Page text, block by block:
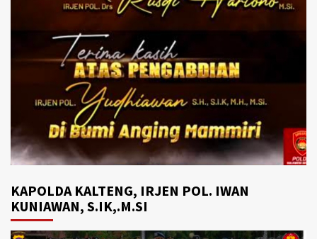
KAPOLDA KALTENG, IRJEN POL. IWAN
KUNIAWAN, S.IK,.M.SI